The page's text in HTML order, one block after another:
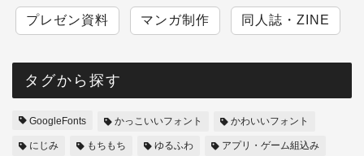
プレゼン資料 マンガ制作 同人誌・ZINE
タグから探す
GoogleFonts かっこいいフォント かわいいフォント
にじみ もちもち ゆるふわ アプリ・ゲーム組込み